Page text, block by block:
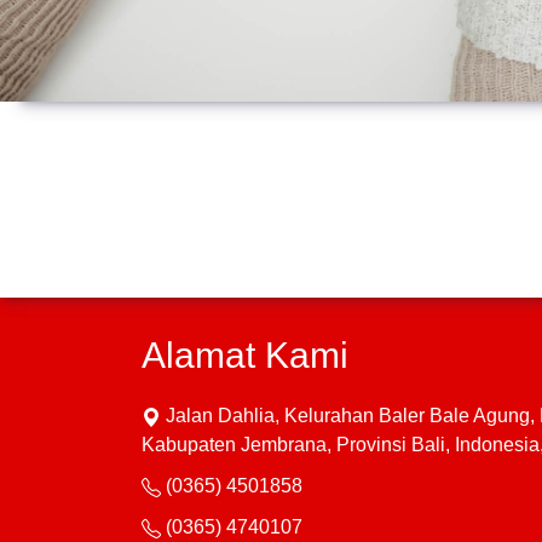
Alamat Kami
Jalan Dahlia, Kelurahan Baler Bale Agung,
Kabupaten Jembrana, Provinsi Bali,
(0365) 4501858
(0365) 4740107